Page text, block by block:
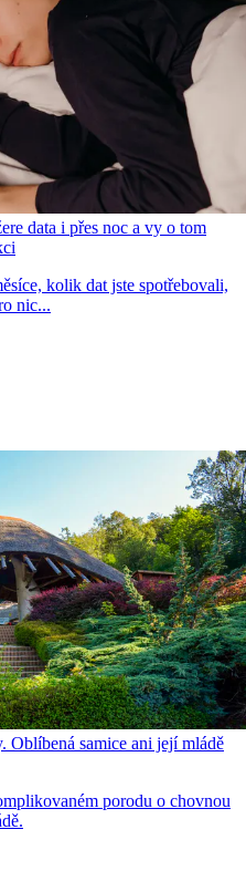
data i přes noc a vy o tom
kolik dat jste spotřebovali,
nic...
Oblíbená samice ani její mládě
porodu o chovnou